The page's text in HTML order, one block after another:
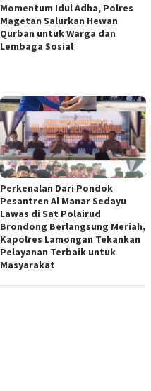
Momentum Idul Adha, Polres
Magetan Salurkan Hewan
Qurban untuk Warga dan
Lembaga Sosial
Perkenalan Dari Pondok
Pesantren Al Manar Sedayu
Lawas di Sat Polairud
Brondong Berlangsung Meriah,
Kapolres Lamongan Tekankan
Pelayanan Terbaik untuk
Masyarakat